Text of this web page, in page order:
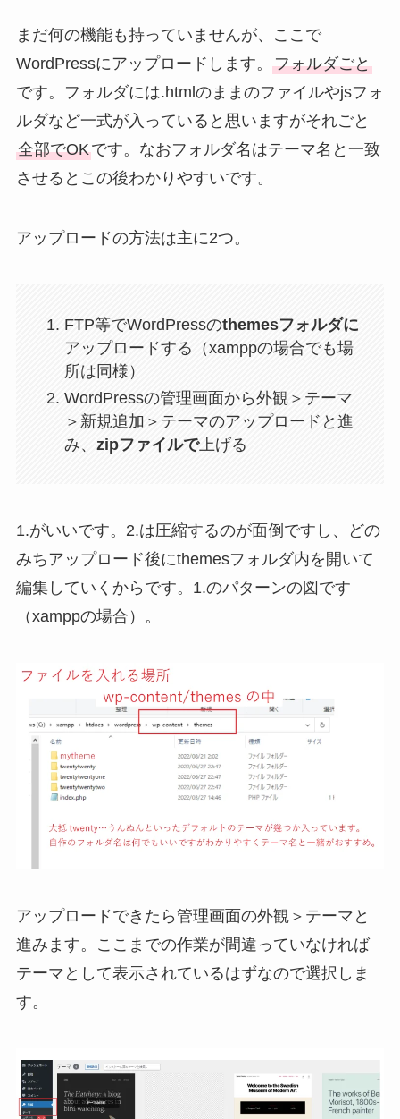
まだ何の機能も持っていませんが、ここで
WordPressにアップロードします。 フォルダごと
です。フォルダには.htmlのままのファイルやjsフォ
ルダなど一式が入っていると思いますがそれごと
全部でOKです。なおフォルダ名はテーマ名と一致
させるとこの後わかりやすいです。
アップロードの方法は主に2つ。
FTP等でWordPressのthemesフォルダに
アップロードする（xamppの場合でも場
所は同様）
WordPressの管理画面から外観＞テーマ
＞新規追加＞テーマのアップロードと進
み、 zipファイルで上げる
1.がいいです。2.は圧縮するのが面倒ですし、どの
みちアップロード後にthemesフォルダ内を開いて
編集していくからです。1.のパターンの図です
（xamppの場合）。
アップロードできたら管理画面の外観＞テーマと
進みます。ここまでの作業が間違っていなければ
テーマとして表示されているはずなので選択しま
す。